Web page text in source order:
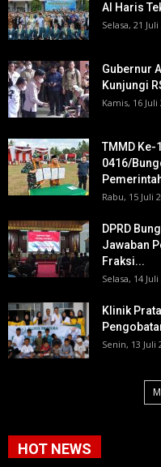
Al Haris
Selasa, 21 Juli
Gubernur
Kunjungi
Kamis, 16 Juli
TMMD Ke-
0416/
Rabu, 15 Juli
DPRD
Jawaban
Fraksi...
Selasa, 14 Juli
Klinik
Senin, 13 Juli
HOT NEWS